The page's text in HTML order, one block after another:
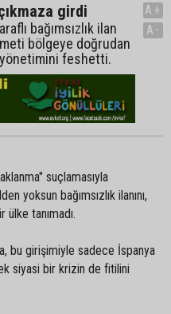
girdi
bağımsızlık ilan
bölgeye doğrudan
yönetimini feshetti.
A+
A-
suçlamasıyla
yoksun bağımsızlık ilanını,
tanımadı.
bu girişimiyle sadece İspanya
siyasi bir krizin de fitilini